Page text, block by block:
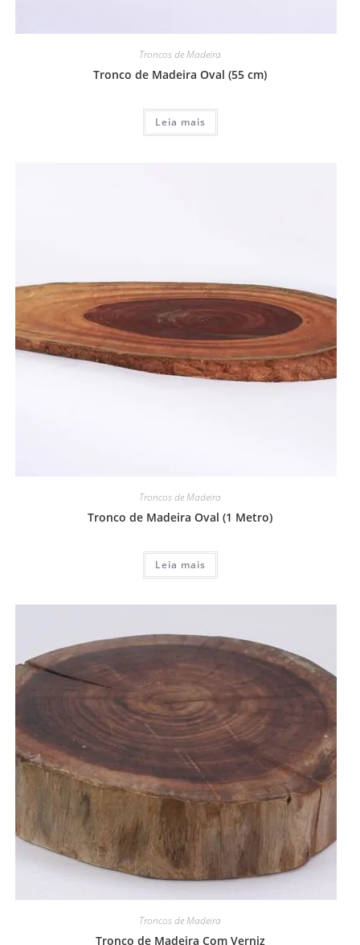
Troncos de Madeira
Tronco de Madeira Oval (55 cm)
Leia mais
Troncos de Madeira
Tronco de Madeira Oval (1 Metro)
Leia mais
Troncos de Madeira
Tronco de Madeira Com Verniz